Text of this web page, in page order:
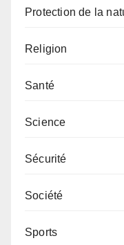
Protection de la
Religion
Santé
Science
Sécurité
Société
Sports